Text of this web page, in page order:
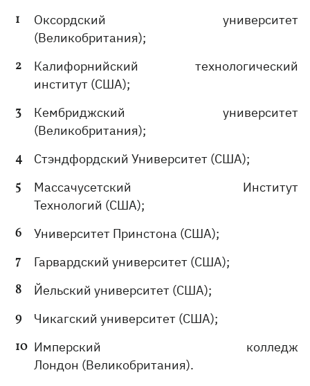
Оксордский университет
(Великобритания);
Калифорнийский технологический
институт (США);
Кембриджский университет
(Великобритания);
Стэндфордский Университет (США);
Массачусетский Институт
Технологий (США);
Университет Принстона (США);
Гарвардский университет (США);
Йельский университет (США);
Чикагский университет (США);
Имперский колледж
Лондон (Великобритания).